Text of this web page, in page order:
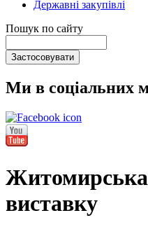
Державні закупівлі
Пошук по сайту
Ми в соціальних
Житомирська
виставку